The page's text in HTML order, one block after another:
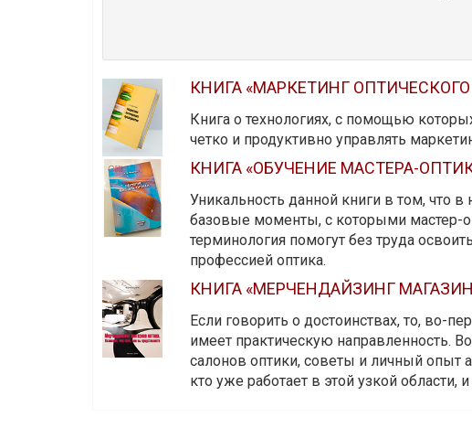
КНИГА «МАРКЕТИНГ
Книга о технологиях, с помощью
четко и продуктивно управлять
КНИГА «ОБУЧЕНИЕ МАСТЕРА-
Уникальность данной книги в том, что
базовые моменты, с которыми мастер-
терминология помогут без труда
профессией оптика.
КНИГА «МЕРЧЕНДАЙЗИНГ
Если говорить о достоинствах, то, во-
имеет практическую направленность.
салонов оптики, советы и личный опыт
кто уже работает в этой узкой области,